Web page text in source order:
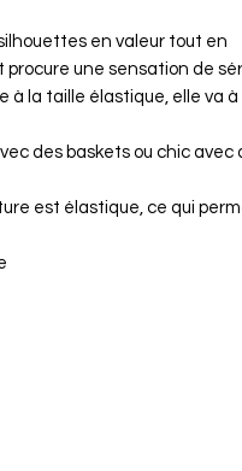
en valeur tout en
procure une sensation de
à la taille élastique, elle va
des baskets ou chic avec
est élastique, ce qui